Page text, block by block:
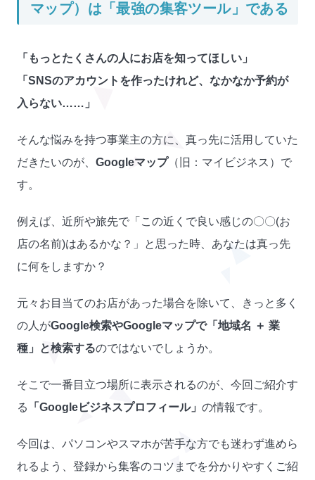
マップ）は「最強の集客ツール」である
「もっとたくさんの人にお店を知ってほしい」
「SNSのアカウントを作ったけれど、なかなか予約が
入らない……」
そんな悩みを持つ事業主の方に、真っ先に活用していた
だきたいのが、 Googleマップ（旧：マイビジネス）で
す。
例えば、近所や旅先で「この近くで良い感じの〇〇(お
店の名前)はあるかな？」と思った時、あなたは真っ先
に何をしますか？
元々お目当てのお店があった場合を除いて、きっと多く
の人がGoogle検索やGoogleマップで「地域名 ＋ 業
種」と検索するのではないでしょうか。
そこで一番目立つ場所に表示されるのが、今回ご紹介す
る
「Googleビジネスプロフィール」 の情報です。
今回は、パソコンやスマホが苦手な方でも迷わず進めら
れるよう、登録から集客のコツまでを分かりやすくご紹